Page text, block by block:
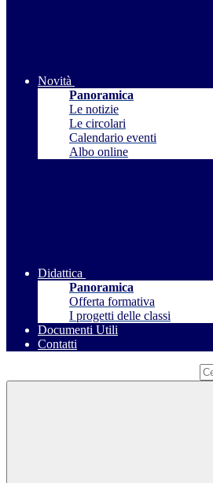
Novità
Panoramica
Le notizie
Le circolari
Calendario eventi
Albo online
Didattica
Panoramica
Offerta formativa
I progetti delle classi
Documenti Utili
Contatti